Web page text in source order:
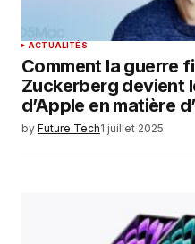
ACTUALITÉS
Comment la guerre
Zuckerberg devient
d’Apple en matière
by Future Tech1 juillet 2025